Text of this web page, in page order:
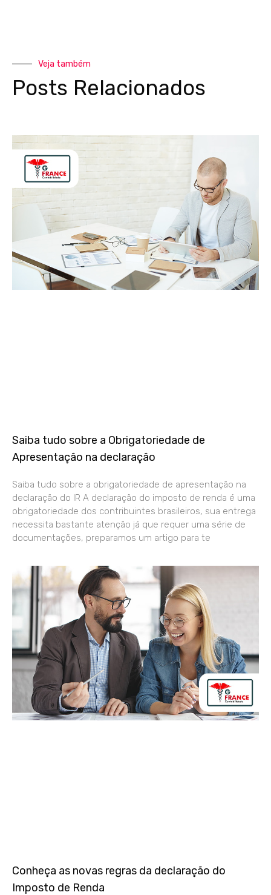
Veja também
Posts Relacionados
Saiba tudo sobre a Obrigatoriedade de
Apresentação na declaração
Saiba tudo sobre a obrigatoriedade de apresentação na
declaração do IR A declaração do imposto de renda é uma
obrigatoriedade dos contribuintes brasileiros, sua entrega
necessita bastante atenção já que requer uma série de
documentações, preparamos um artigo para te
Conheça as novas regras da declaração do
Imposto de Renda